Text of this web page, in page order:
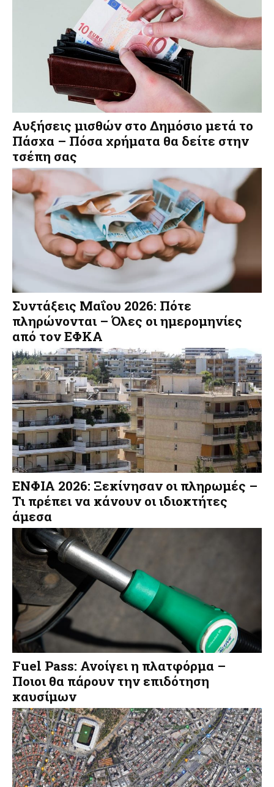
Αυξήσεις μισθών στο Δημόσιο μετά το
Πάσχα – Πόσα χρήματα θα δείτε στην
τσέπη σας
Συντάξεις Μαΐου 2026: Πότε
πληρώνονται – Όλες οι ημερομηνίες
από τον ΕΦΚΑ
ΕΝΦΙΑ 2026: Ξεκίνησαν οι πληρωμές –
Τι πρέπει να κάνουν οι ιδιοκτήτες
άμεσα
Fuel Pass: Ανοίγει η πλατφόρμα –
Ποιοι θα πάρουν την επιδότηση
καυσίμων